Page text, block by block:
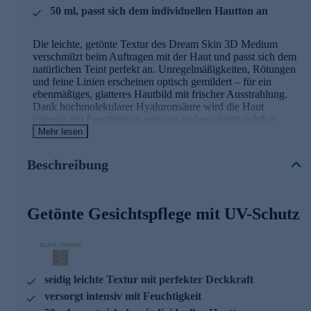
50 ml, passt sich dem individuellen Hautton an
Die leichte, getönte Textur des Dream Skin 3D Medium
verschmilzt beim Auftragen mit der Haut und passt sich dem
natürlichen Teint perfekt an. Unregelmäßigkeiten, Rötungen
und feine Linien erscheinen optisch gemildert – für ein
ebenmäßiges, glatteres Hautbild mit frischer Ausstrahlung.
Dank hochmolekularer Hyaluronsäure wird die Haut
intensiv mit Feuchtigkeit versorgt und erscheint sichtbar
geglättet. Gleichzeitig schützt der Lichtschutzfaktor 20
Die seidige Formel mattiert sanft, ohne die Haut
Alternative zu Make-up – für strahlende Haut in nur einem
Schritt.
Getönte Mikro-Perlen
Mehr lesen
Beschreibung
Getönte Gesichtspflege mit UV-Schutz
seidig leichte Textur mit perfekter Deckkraft
versorgt intensiv mit Feuchtigkeit